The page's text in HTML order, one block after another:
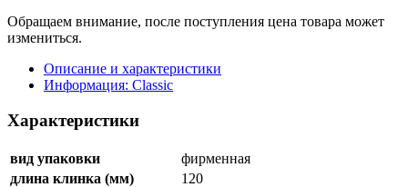
Обращаем внимание, после поступления цена товара может
измениться.
Описание и характеристики
Информация: Classic
Характеристики
вид упаковки
фирменная
длина клинка (мм)
120